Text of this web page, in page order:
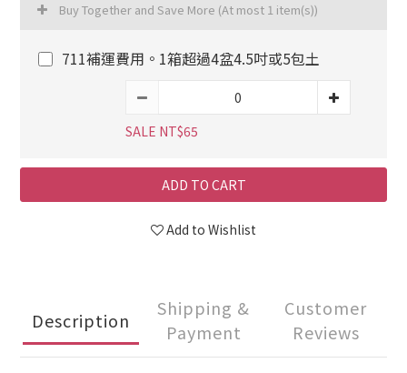
Buy Together and Save More (At most 1 item(s))
711補運費用。1箱超過4盆4.5吋或5包土
SALE NT$65
ADD TO CART
Add to Wishlist
Description
Shipping &
Payment
Customer
Reviews